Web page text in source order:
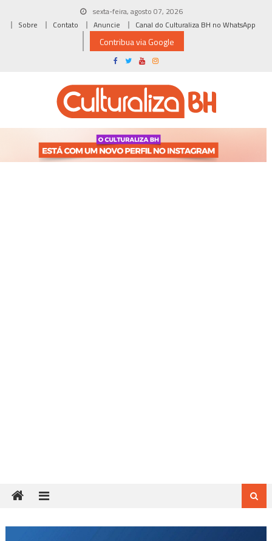
sexta-feira, agosto 07, 2026
Sobre
Contato Anuncie Canal do Culturaliza BH no WhatsApp
Contribua via Google